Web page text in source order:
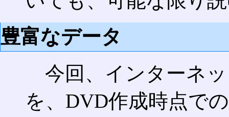
豊富なデータ
今回、インターネッ
を、DVD作成時点で